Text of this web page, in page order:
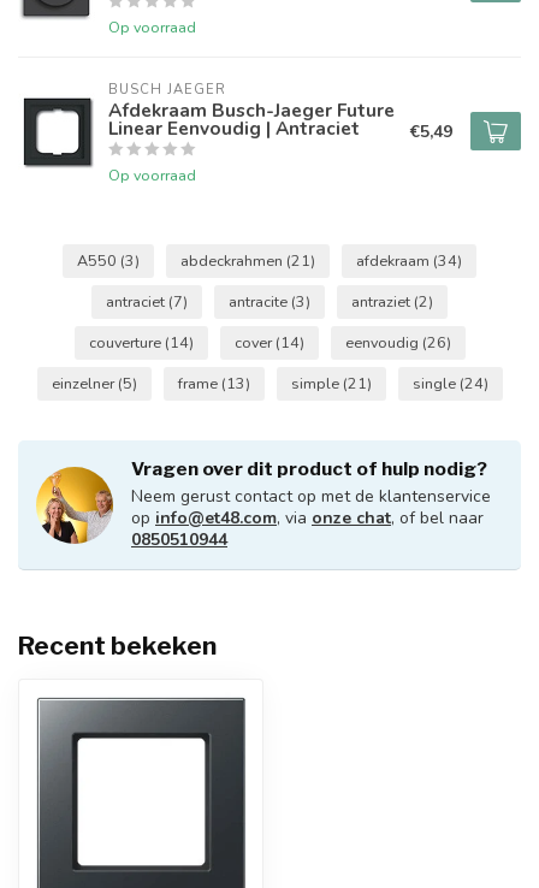
Op voorraad
BUSCH JAEGER
Afdekraam Busch-Jaeger Future
Linear Eenvoudig | Antraciet
Op voorraad
€5,49
A550 (3) abdeckrahmen (21) afdekraam (34)
antraciet (7) antracite (3) antraziet (2)
couverture (14) cover(14) eenvoudig (26)
einzelner(5) frame (13) simple (21) single (24)
Vragen over dit product of hulp nodig?
Neem gerust contact op met de klantenservice
op info@et48.com, via onze chat, of bel naar
0850510944
Recent bekeken